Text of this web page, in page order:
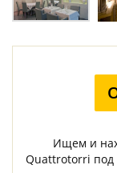
Ищем и
Quattrotorri под